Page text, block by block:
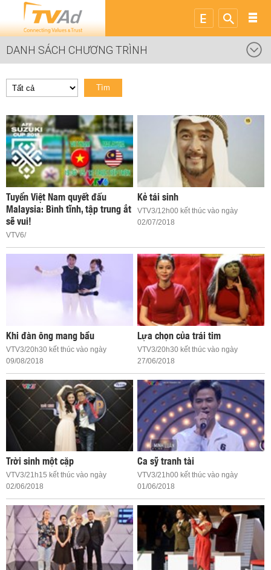
DANH SÁCH CHƯƠNG TRÌNH
Tìm
Tuyển Việt Nam quyết đấu
Malaysia: Bình tĩnh, tập trung ắt
sẽ vui!
VTV6/
Kẻ tái sinh
VTV3/12h00 kết thúc vào ngày
02/07/2018
Khi đàn ông mang bầu
VTV3/20h30 kết thúc vào ngày
09/08/2018
Lựa chọn của trái tim
VTV3/20h30 kết thúc vào ngày
27/06/2018
Trời sinh một cặp
VTV3/21h15 kết thúc vào ngày
02/06/2018
Ca sỹ tranh tài
VTV3/21h00 kết thúc vào ngày
01/06/2018